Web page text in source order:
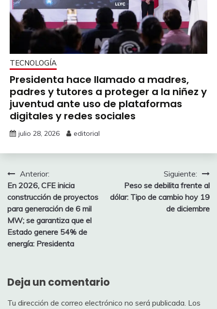
TECNOLOGÍA
Presidenta hace llamado a madres,
padres y tutores a proteger a la niñez y
juventud ante uso de plataformas
digitales y redes sociales
julio 28, 2026 editorial
Navegación
de
entradas
Anterior:
En 2026, CFE inicia
construcción de proyectos
para generación de 6 mil
MW; se garantiza que el
Estado genere 54% de
energía: Presidenta
Siguiente:
Peso se debilita frente al
dólar: Tipo de cambio hoy 19
de diciembre
Deja un comentario
Tu dirección de correo electrónico no será publicada. Los